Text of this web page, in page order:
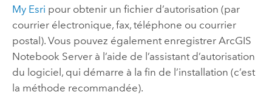
My Esri pour obtenir un fichier d’autorisation (par
courrier électronique, fax, téléphone ou courrier
postal). Vous pouvez également enregistrer ArcGIS
Notebook Serverà l’aide de l’assistant d’autorisation
du logiciel, qui démarre à la fin de l’installation (c’est
la méthode recommandée).